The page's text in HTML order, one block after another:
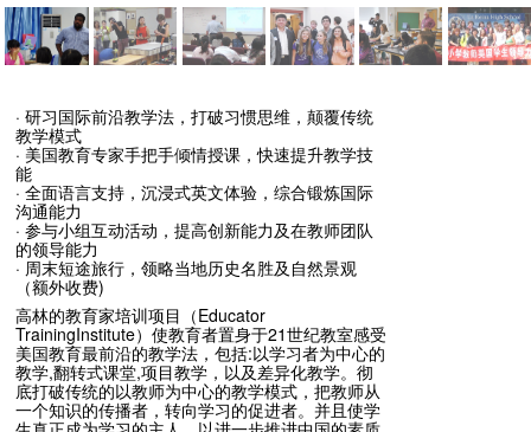
· 研习国际前沿教学法，打破习惯思维，颠覆传统
教学模式
· 美国教育专家手把手倾情授课，快速提升教学技
能
· 全面语言支持，沉浸式英文体验，综合锻炼国际
沟通能力
· 参与小组互动活动，提高创新能力及在教师团队
的领导能力
· 周末短途旅行，领略当地历史名胜及自然景观
（额外收费)
高林的教育家培训项目（Educator
TrainingInstitute）使教育者置身于21世纪教室感受
美国教育最前沿的教学法，包括:以学习者为中心的
教学,翻转式课堂,项目教学，以及差异化教学。彻
底打破传统的以教师为中心的教学模式，把教师从
一个知识的传播者，转向学习的促进者。并且使学